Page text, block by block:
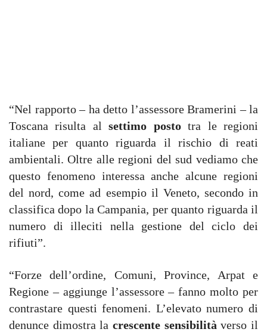
“Nel rapporto – ha detto l’assessore Bramerini – la
Toscana risulta alsettimo postotra le regioni
italiane per quanto riguarda il rischio di reati
ambientali. Oltre alle regioni del sud vediamo che
questo fenomeno interessa anche alcune regioni
del nord, come ad esempio il Veneto, secondo in
classifica dopo la Campania, per quanto riguarda il
numero di illeciti nella gestione del ciclo dei
rifiuti”.
“Forze dell’ordine, Comuni, Province, Arpat e
Regione – aggiunge l’assessore – fanno molto per
contrastare questi fenomeni. L’elevato numero di
denunce dimostra la crescente sensibilità verso il